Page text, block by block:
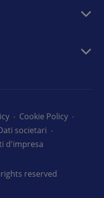
reserved
Cookie Policy
societari
d'impresa